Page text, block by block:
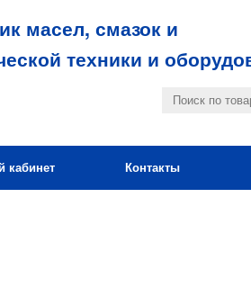
масел, смазок и
техники и
кабинет Контакты